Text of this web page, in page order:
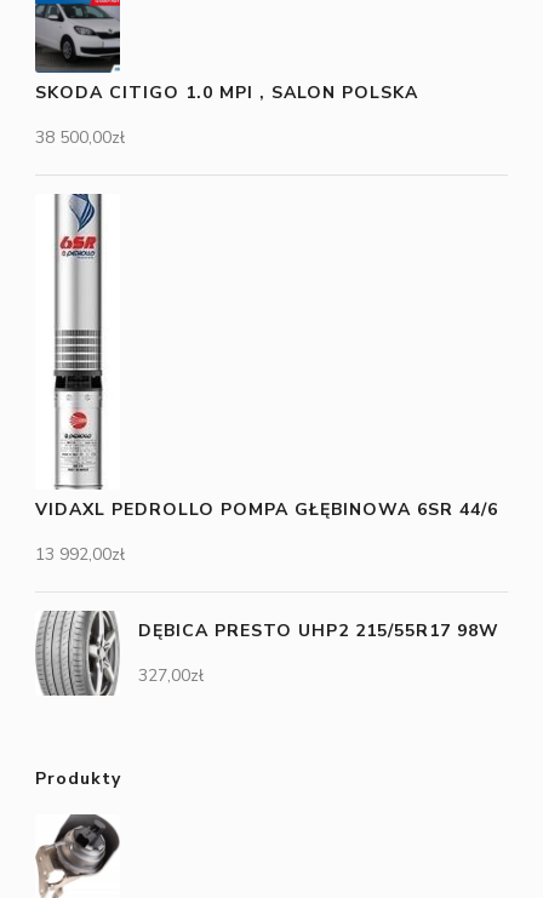
SKODA CITIGO 1.0 MPI , SALON POLSKA
38 500,00zł
VIDAXL PEDROLLO POMPA GŁĘBINOWA 6SR 44/6
13 992,00zł
DĘBICA PRESTO UHP2 215/55R17 98W
327,00zł
Produkty